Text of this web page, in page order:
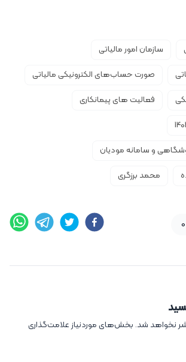
سازمان امور مالیاتی
صورت حساب‌های الکترونیکی مالیاتی
فعالیت های پیمانکاری
و سامانه مودیان
محمد برزگری
0
نخواهد شد. بخش‌های موردنیاز علامت‌گذاری